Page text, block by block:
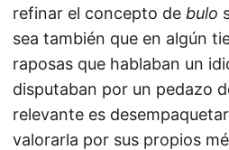
refinar el concepto de bulo
sea también que en algún
raposas que hablaban un
disputaban por un pedazo
relevante es
valorarla por sus propios